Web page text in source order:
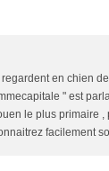
en chien
" est
le plus primaire
facilement